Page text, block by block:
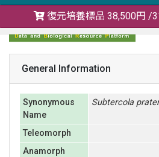
復元培養標品 38,500円 /
General Information
Synonymous
Name
Subtercola
Teleomorph
Anamorph